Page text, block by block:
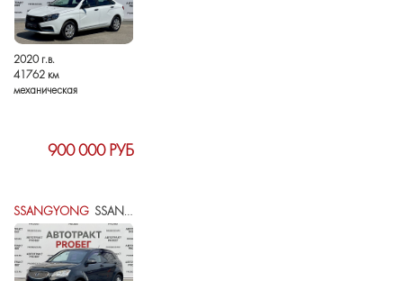
2020 г.в.
41762 км
механическая
900 000 РУБ
SSANGYONG SSANGYONG ACTYON II